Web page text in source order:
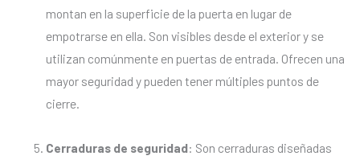
montan en la superficie de la puerta en lugar de
empotrarse en ella. Son visibles desde el exterior y se
utilizan comúnmente en puertas de entrada. Ofrecen una
mayor seguridad y pueden tener múltiples puntos de
cierre.
Cerraduras de seguridad: Son cerraduras diseñadas